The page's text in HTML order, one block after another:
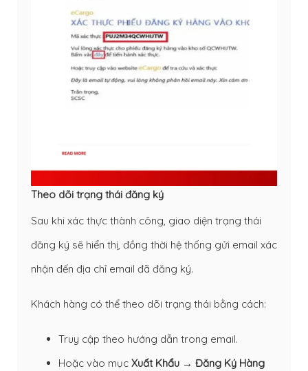
Theo dõi trạng thái đăng ký
Sau khi xác thực thành công, giao diện trạng thái
đăng ký sẽ hiển thị, đồng thời hệ thống gửi email xác
nhận đến địa chỉ email đã đăng ký.
Khách hàng có thể theo dõi trạng thái bằng cách:
Truy cập theo hướng dẫn trong email.
Hoặc vào mục Xuất Khẩu → Đăng Ký Hàng